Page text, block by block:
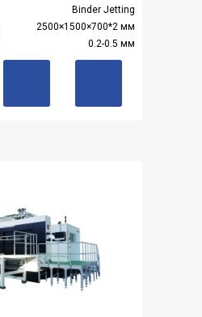
Binder Jetting
2500×1500×700*2 мм
0.2-0.5 мм